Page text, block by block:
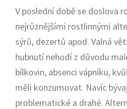
V poslední době se doslova
nejrůznějšími rostlinnými
sýrů, dezertů apod. Valná
hubnutí nehodí z důvodu
bílkovin, absenci vápníku,
měli konzumovat. Navíc
problematické a drahé.